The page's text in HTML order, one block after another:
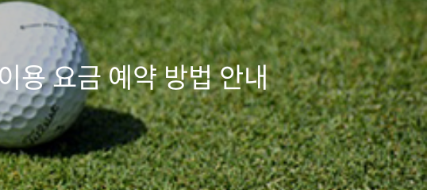
용 요금 예약 방법 안내